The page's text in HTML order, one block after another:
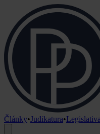
Články•Judikatura•Legislativa